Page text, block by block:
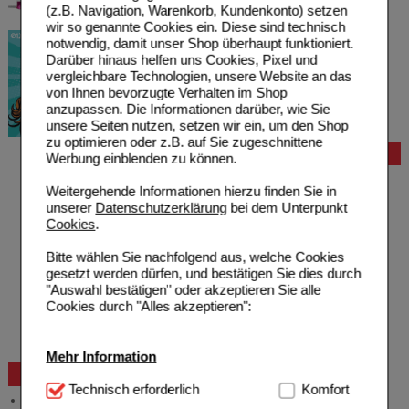
(z.B. Navigation, Warenkorb, Kundenkonto) setzen
wir so genannte Cookies ein. Diese sind technisch
notwendig, damit unser Shop überhaupt funktioniert.
Darüber hinaus helfen uns Cookies, Pixel und
vergleichbare Technologien, unsere Website an das
von Ihnen bevorzugte Verhalten im Shop
anzupassen. Die Informationen darüber, wie Sie
unsere Seiten nutzen, setzen wir ein, um den Shop
zu optimieren oder z.B. auf Sie zugeschnittene
Werbung einblenden zu können.
Weitergehende Informationen hierzu finden Sie in
unserer Datenschutzerklärungbei dem Unterpunkt
Cookies.
Bitte wählen Sie nachfolgend aus, welche Cookies
gesetzt werden dürfen, und bestätigen Sie dies durch
"Auswahl bestätigen" oder akzeptieren Sie alle
Cookies durch "Alles akzeptieren":
Mehr Information
Technisch Notwendig:Hierbei handelt es sich um
Technisch erforderlich Komfort
Bestellung
Hilfe zum Bestellvorgang
Zahlungsmöglichkeiten
Freiumschläge downloaden
Auslandsbestellung
Reklamation
Widerrufsformular
Allgemeine Information